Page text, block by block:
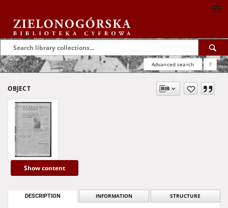
Advanced search ?
OBJECT
Show content
DESCRIPTION INFORMATION STRUCTURE